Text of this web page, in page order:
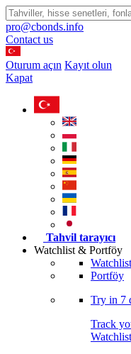
pro@cbonds.info
Contact us
Oturum açın Kayıt olun
Kapat
Tahvil tarayıcı
Watchlist & Portföy
Watchlist
Portföy
Try in 7
Track